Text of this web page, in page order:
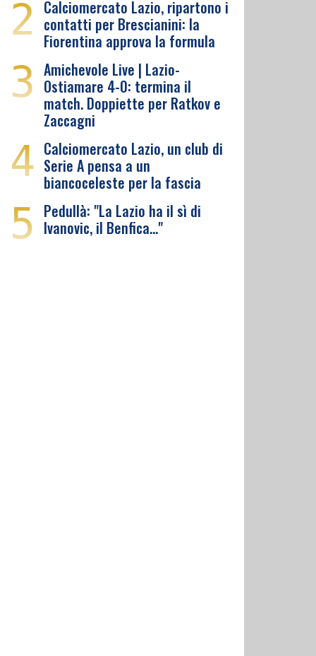
2 Calciomercato Lazio, ripartono i
contatti per Brescianini: la
Fiorentina approva la formula
3 Amichevole Live | Lazio-
Ostiamare 4-0: termina il
match. Doppiette per Ratkov e
Zaccagni
4 Calciomercato Lazio, un club di
Serie A pensa a un
biancoceleste per la fascia
5 Pedullà: "La Lazio ha il sì di
Ivanovic, il Benfica…"